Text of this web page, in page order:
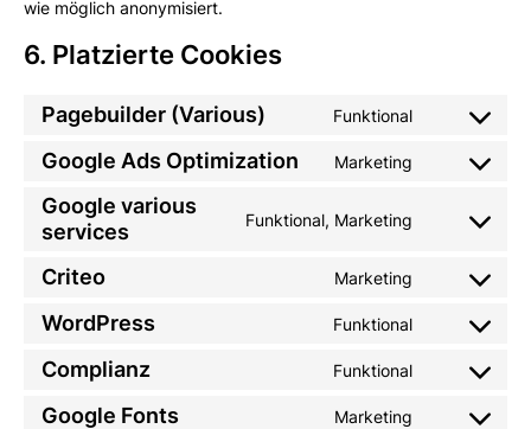
wie möglich anonymisiert.
6. Platzierte Cookies
Pagebuilder (Various) Funktional
Google Ads Optimization Marketing
Google various
services
Funktional, Marketing
Criteo Marketing
WordPress Funktional
Complianz Funktional
Google Fonts Marketing